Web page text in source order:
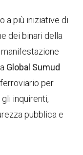
a più iniziative di
dei binari della
Global Sumud
per
gli inquirenti,
pubblica e